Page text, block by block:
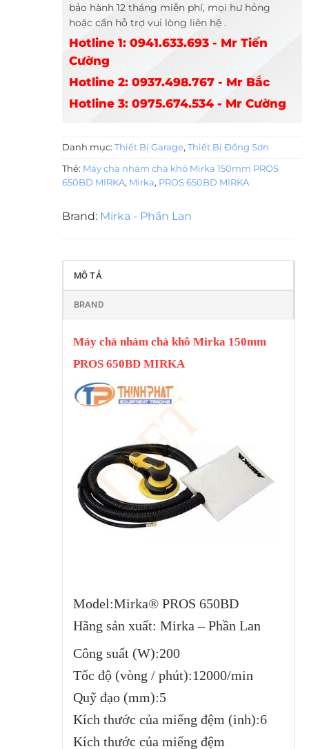
bảo hành 12 tháng miễn phí, mọi hư hỏng
hoặc cần hỗ trợ vui lòng liên hệ .
Hotline 1: 0941.633.693 - Mr Tiến
Cường
Hotline 2: 0937.498.767 - Mr Bắc
Hotline 3: 0975.674.534 - Mr Cường
Danh mục: Thiết Bị Garage, Thiết Bị Đồng Sơn
Thẻ: Máy chà nhám chà khô Mirka 150mm PROS
650BD MIRKA, Mirka, PROS 650BD MIRKA
Brand: Mirka - Phần Lan
MÔ TẢ
BRAND
Máy chà nhám chà khô Mirka 150mm
PROS 650BD MIRKA
Model:Mirka® PROS 650BD
Hãng sản xuất: Mirka – Phần Lan
Công suất (W):200
Tốc độ (vòng / phút):12000/min
Quỹ đạo (mm):5
Kích thước của miếng đệm (inh):6
Kích thước của miếng đệm